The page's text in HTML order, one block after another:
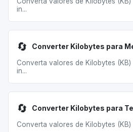
in...
🔄 Converter Kilobytes para
Converta valores de Kilobytes
in...
🔄 Converter Kilobytes para
Converta valores de Kilobytes (KB)